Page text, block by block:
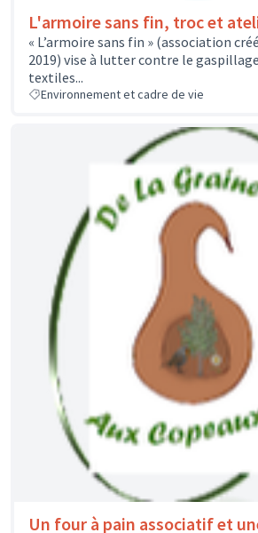
L'armoire sans fin, troc et
« L’armoire sans fin » (association
2019) vise à lutter contre le
textiles...
Environnement et cadre de vie
Un four à pain associatif et